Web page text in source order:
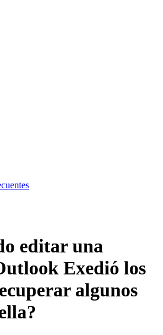
editar una
Exedió los
algunos